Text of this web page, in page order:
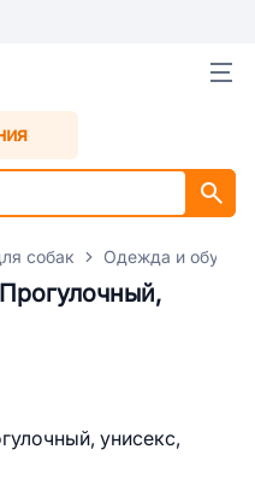
собак Одежда и обувь